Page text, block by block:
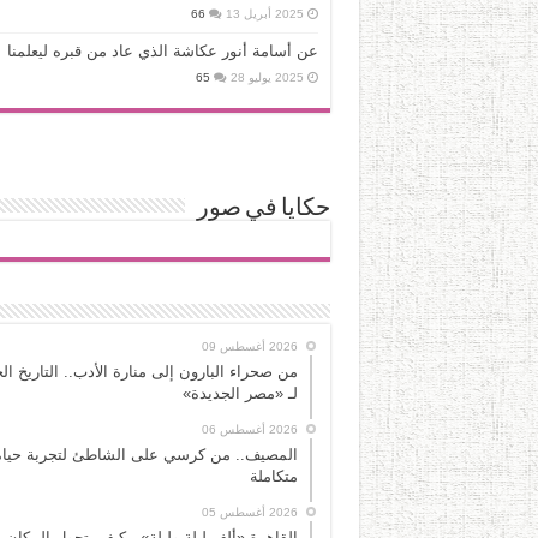
2025 أبريل 13 66
عن أسامة أنور عكاشة الذي عاد من قبره ليعلمنا
2025 يوليو 28 65
حكايا في صور
2026 أغسطس 09
من صحراء البارون إلى منارة الأدب.. التاريخ
لـ «مصر الجديدة»
2026 أغسطس 06
المصيف.. من كرسي على الشاطئ لتجربة
متكاملة
2026 أغسطس 05